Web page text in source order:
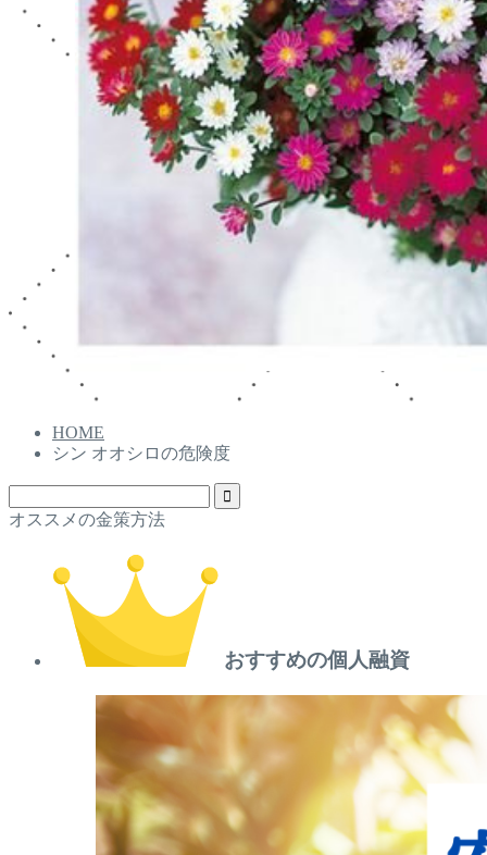
HOME
シン オオシロの危険度
オススメの金策方法
おすすめの個人融資